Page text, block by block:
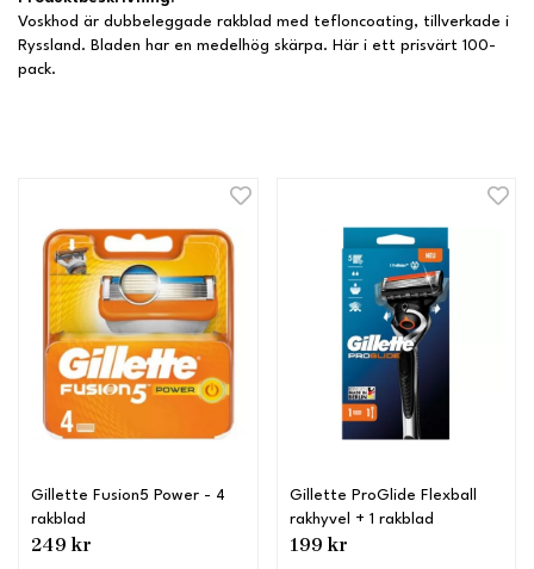
Voskhod är dubbeleggade rakblad med tefloncoating, tillverkade i
Ryssland. Bladen har en medelhög skärpa. Här i ett prisvärt 100-
pack.
Gillette Fusion5 Power - 4
rakblad
249 kr
Gillette ProGlide Flexball
rakhyvel + 1 rakblad
199 kr